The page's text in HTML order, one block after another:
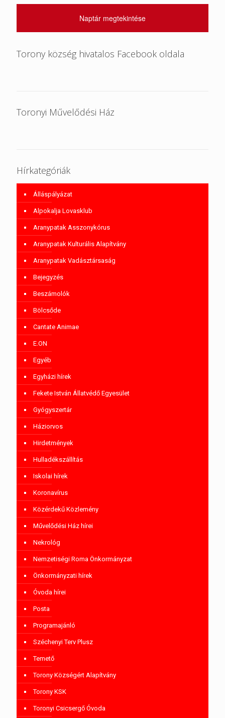
Naptár megtekintése
Torony község hivatalos Facebook oldala
Toronyi Művelődési Ház
Hírkategóriák
Álláspályázat
Alpokalja Lovasklub
Aranypatak Asszonykórus
Aranypatak Kulturális Alapítvány
Aranypatak Vadásztársaság
Bejegyzés
Beszámolók
Bölcsőde
Cantate Animae
E.ON
Egyéb
Egyházi hírek
Fekete István Állatvédő Egyesület
Gyógyszertár
Háziorvos
Hirdetmények
Hulladékszállítás
Iskolai hírek
Koronavírus
Közérdekű Közlemény
Művelődési Ház hírei
Nekrológ
Nemzetiségi Roma Önkormányzat
Önkormányzati hírek
Óvoda hírei
Posta
Programajánló
Széchenyi Terv Plusz
Temető
Torony Községért Alapítvány
Torony KSK
Toronyi Csicsergő Óvoda